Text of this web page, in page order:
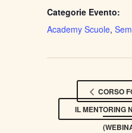
Categorie Evento:
Academy Scuole,
CORSO
IL MENTORING